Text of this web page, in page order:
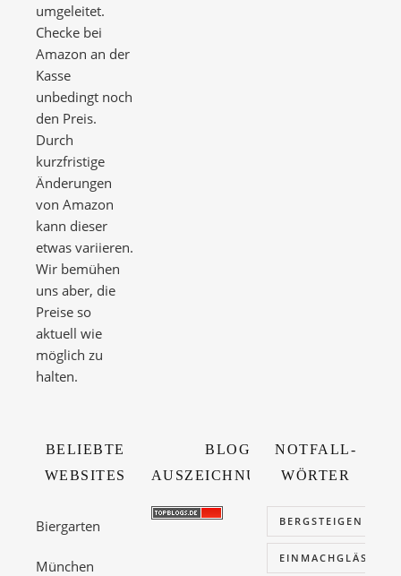
umgeleitet.
Checke bei
Amazon an der
Kasse
unbedingt noch
den Preis.
Durch
kurzfristige
Änderungen
von Amazon
kann dieser
etwas variieren.
Wir bemühen
uns aber, die
Preise so
aktuell wie
möglich zu
halten.
BELIEBTE
WEBSITES
Biergarten
München
BLOG
AUSZEICHNUNGEN
NOTFALL-
WÖRTER
BERGSTEIGEN
EINMACHGLÄSER